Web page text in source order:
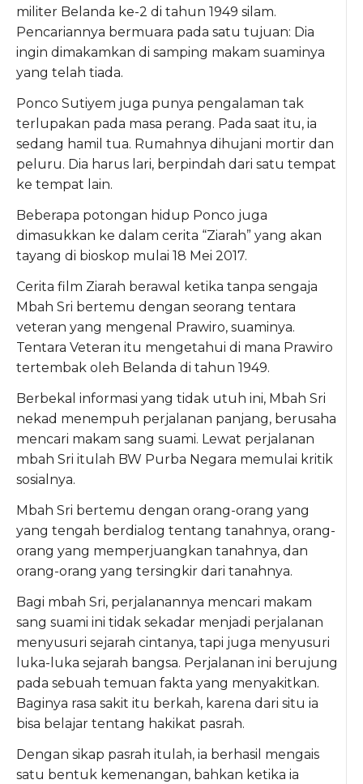
militer Belanda ke-2 di tahun 1949 silam.
Pencariannya bermuara pada satu tujuan: Dia
ingin dimakamkan di samping makam suaminya
yang telah tiada.
Ponco Sutiyem juga punya pengalaman tak
terlupakan pada masa perang. Pada saat itu, ia
sedang hamil tua. Rumahnya dihujani mortir dan
peluru. Dia harus lari, berpindah dari satu tempat
ke tempat lain.
Beberapa potongan hidup Ponco juga
dimasukkan ke dalam cerita “Ziarah” yang akan
tayang di bioskop mulai 18 Mei 2017.
Cerita film Ziarah berawal ketika tanpa sengaja
Mbah Sri bertemu dengan seorang tentara
veteran yang mengenal Prawiro, suaminya.
Tentara Veteran itu mengetahui di mana Prawiro
tertembak oleh Belanda di tahun 1949.
Berbekal informasi yang tidak utuh ini, Mbah Sri
nekad menempuh perjalanan panjang, berusaha
mencari makam sang suami. Lewat perjalanan
mbah Sri itulah BW Purba Negara memulai kritik
sosialnya.
Mbah Sri bertemu dengan orang-orang yang
yang tengah berdialog tentang tanahnya, orang-
orang yang memperjuangkan tanahnya, dan
orang-orang yang tersingkir dari tanahnya.
Bagi mbah Sri, perjalanannya mencari makam
sang suami ini tidak sekadar menjadi perjalanan
menyusuri sejarah cintanya, tapi juga menyusuri
luka-luka sejarah bangsa. Perjalanan ini berujung
pada sebuah temuan fakta yang menyakitkan.
Baginya rasa sakit itu berkah, karena dari situ ia
bisa belajar tentang hakikat pasrah.
Dengan sikap pasrah itulah, ia berhasil mengais
satu bentuk kemenangan, bahkan ketika ia